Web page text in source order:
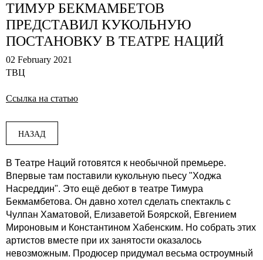
ТИМУР БЕКМАМБЕТОВ
ПРЕДСТАВИЛ КУКОЛЬНУЮ
ПОСТАНОВКУ В ТЕАТРЕ НАЦИЙ
02 February 2021
ТВЦ
Ссылка на статью
НАЗАД
В Театре Наций готовятся к необычной премьере.
Впервые там поставили кукольную пьесу "Ходжа
Насреддин". Это ещё дебют в театре Тимура
Бекмамбетова. Он давно хотел сделать спектакль с
Чулпан Хаматовой, Елизаветой Боярской, Евгением
Мироновым и Константином Хабенским. Но собрать этих
артистов вместе при их занятости оказалось
невозможным. Продюсер придумал весьма остроумный